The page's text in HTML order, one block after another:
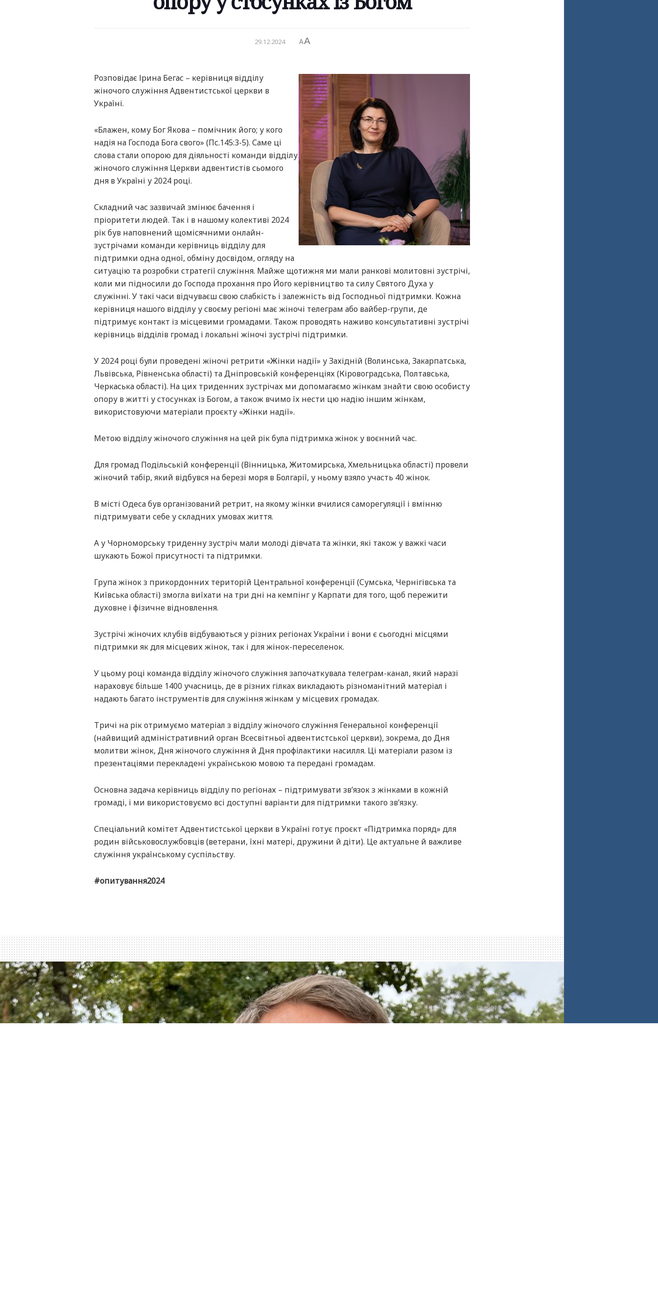
29.12.2024 AA
Розповідає Ірина Бегас – керівниця відділу
жіночого служіння Адвентистської церкви в
Україні.
«Блажен, кому Бог Якова – помічник його; у кого
надія на Господа Бога свого» (Пс.145:3-5). Саме ці
слова стали опорою для діяльності команди відділу
жіночого служіння Церкви адвентистів сьомого
дня в Україні у 2024 році.
Складний час зазвичай змінює бачення і
пріоритети людей. Так і в нашому колективі 2024
рік був наповнений щомісячними онлайн-
зустрічами команди керівниць відділу для
підтримки одна одної, обміну досвідом, огляду на
ситуацію та розробки стратегії служіння. Майже щотижня ми мали ранкові молитовні зустрічі,
коли ми підносили до Господа прохання про Його керівництво та силу Святого Духа у
служінні. У такі часи відчуваєш свою слабкість і залежність від Господньої підтримки. Кожна
керівниця нашого відділу у своєму регіоні має жіночі телеграм або вайбер-групи, де
підтримує контакт із місцевими громадами. Також проводять наживо консультативні зустрічі
керівниць відділів громад і локальні жіночі зустрічі підтримки.
У 2024 році були проведені жіночі ретрити «Жінки надії» у Західній (Волинська, Закарпатська,
Львівська, Рівненська області) та Дніпровській конференціях (Кіровоградська, Полтавська,
Черкаська області). На цих триденних зустрічах ми допомагаємо жінкам знайти свою особисту
опору в житті у стосунках із Богом, а також вчимо їх нести цю надію іншим жінкам,
використовуючи матеріали проєкту «Жінки надії».
Метою відділу жіночого служіння на цей рік була підтримка жінок у воєнний час.
Для громад Подільській конференції (Вінницька, Житомирська, Хмельницька області) провели
жіночий табір, який відбувся на березі моря в Болгарії, у ньому взяло участь 40 жінок.
В місті Одеса був організований ретрит, на якому жінки вчилися саморегуляції і вмінню
підтримувати себе у складних умовах життя.
А у Чорноморську триденну зустріч мали молоді дівчата та жінки, які також у важкі часи
шукають Божої присутності та підтримки.
Група жінок з прикордонних територій Центральної конференції (Сумська, Чернігівська та
Київська області) змогла виїхати на три дні на кемпінг у Карпати для того, щоб пережити
духовне і фізичне відновлення.
Зустрічі жіночих клубів відбуваються у різних регіонах України і вони є сьогодні місцями
підтримки як для місцевих жінок, так і для жінок-переселенок.
У цьому році команда відділу жіночого служіння започаткувала телеграм-канал, який наразі
нараховує більше 1400 учасниць, де в різних гілках викладають різноманітний матеріал і
надають багато інструментів для служіння жінкам у місцевих громадах.
Тричі на рік отримуємо матеріал з відділу жіночого служіння Генеральної конференції
(найвищий адміністративний орган Всесвітньої адвентистської церкви), зокрема, до Дня
молитви жінок, Дня жіночого служіння й Дня профілактики насилля. Ці матеріали разом із
презентаціями перекладені українською мовою та передані громадам.
Основна задача керівниць відділу по регіонах – підтримувати зв’язок з жінками в кожній
громаді, і ми використовуємо всі доступні варіанти для підтримки такого звʼязку.
Спеціальний комітет Адвентистської церкви в Україні готує проєкт «Підтримка поряд» для
родин військовослужбовців (ветерани, їхні матері, дружини й діти). Це актуальне й важливе
служіння українському суспільству.
#опитування2024